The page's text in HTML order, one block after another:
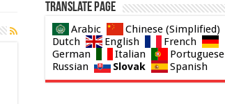
Translate page
Arabic
Chinese (Simplified)
Dutch
English
French
German
Italian
Portuguese
Russian
Slovak Spanish